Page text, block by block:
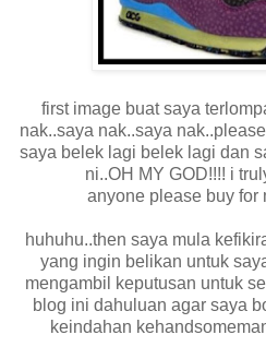
first image buat saya
nak..saya nak..saya
saya belek lagi belek lagi dan
ni..OH MY GOD!!!! i
anyone please buy for
huhuhu..then saya mula
yang ingin belikan untuk
mengambil keputusan untuk
blog ini dahuluan agar saya
keindahan